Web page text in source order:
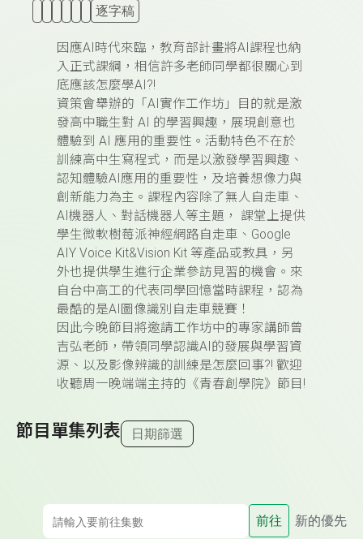
逐字稿
因應AI時代來臨，教育部計畫將AI課程也納
入正式課綱，相信許多老師同學都很關心到
底應該怎麼學AI?!
資策會舉辦的「AI實作工作坊」目的就是激
發高中職生對 AI 的學習興趣，展現創意也
體驗到 AI 應用的重要性。活動特色不在於
訓練高中生寫程式，而是以激發學習興趣、
認知體驗AI應用的重要性，及培養想像力與
創新能力為主。課程內容除了無人自走車、
AI機器人、對話機器人等主題， 課堂上提供
學生微軟樹莓派神經網路自走車、Google
AIY Voice Kit&Vision Kit 等產品或教具，另
外也提供學生進行企業參訪見習的機會。來
自台中高工的代表同學回憶當時課程，認為
最酷的是AI圖像識別自走車競賽！
因此今晚節目將邀請工作坊中的專家講師曾
吉弘老師，帶領同學認識AI的發展與學習資
源、以及影像辨識的訓練是怎麼回事?! 歡迎
收聽周一晚端端主持的《青春創學院》節目!
節目單集列表 日期篩選
前往 新的優先